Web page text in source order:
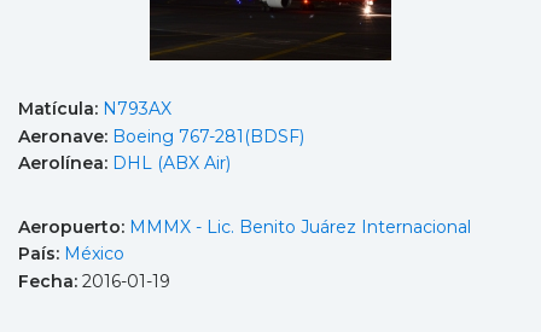
Matícula: N793AX
Aeronave: Boeing 767-281(BDSF)
Aerolínea: DHL (ABX Air)
Aeropuerto: MMMX - Lic. Benito Juárez Internacional
País: México
Fecha: 2016-01-19